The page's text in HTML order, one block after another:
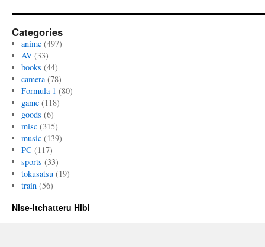
Categories
anime(497)
AV(33)
books (44)
camera(78)
Formula 1 (80)
game(118)
goods (6)
misc(315)
music(139)
PC (117)
sports (33)
tokusatsu(19)
train(56)
Nise-Itchatteru Hibi